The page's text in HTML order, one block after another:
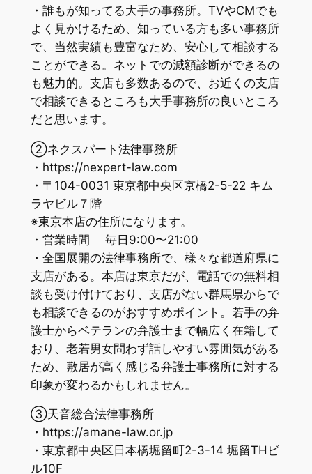
・誰もが知ってる大手の事務所。TVやCMでも
よく見かけるため、知っている方も多い事務所
で、当然実績も豊富なため、安心して相談する
ことができる。ネットでの減額診断ができるの
も魅力的。支店も多数あるので、お近くの支店
で相談できるところも大手事務所の良いところ
だと思います。
②ネクスパート法律事務所
・https://nexpert-law.com
・〒104-0031 東京都中央区京橋2-5-22 キム
ラヤビル７階
※東京本店の住所になります。
・営業時間 毎日9:00〜21:00
・全国展開の法律事務所で、様々な都道府県に
支店がある。本店は東京だが、電話での無料相
談も受け付けており、支店がない群馬県からで
も相談できるのがおすすめポイント。若手の弁
護士からベテランの弁護士まで幅広く在籍して
おり、老若男女問わず話しやすい雰囲気がある
ため、敷居が高く感じる弁護士事務所に対する
印象が変わるかもしれません。
③天音総合法律事務所
・https://amane-law.or.jp
・東京都中央区日本橋堀留町2-3-14 堀留THビ
ル10F